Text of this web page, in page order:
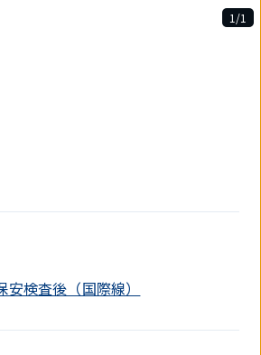
1/1
検査後（国際線）